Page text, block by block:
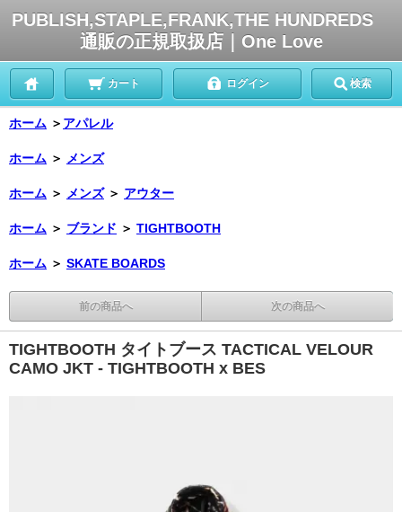
PUBLISH,STAPLE,FRANK,THE HUNDREDS
通販の正規取扱店｜One Love
カート ログイン 検索
ホーム ＞ アパレル
ホーム ＞ メンズ
ホーム ＞ メンズ ＞ アウター
ホーム ＞ ブランド ＞ TIGHTBOOTH
ホーム ＞ SKATE BOARDS
前の商品へ 次の商品へ
TIGHTBOOTH タイトブース TACTICAL VELOUR
CAMO JKT - TIGHTBOOTH x BES